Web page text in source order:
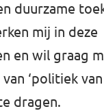
duurzame
mij in deze
en wil graag
‘politiek
dragen.